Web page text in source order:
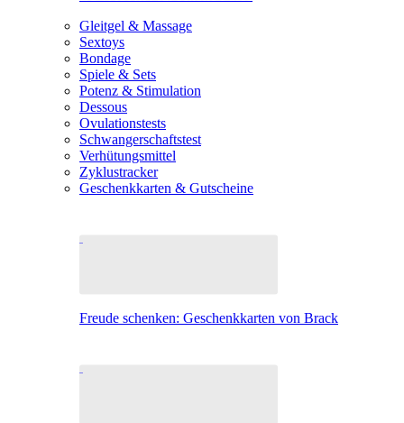
Gleitgel & Massage
Sextoys
Bondage
Spiele & Sets
Potenz & Stimulation
Dessous
Ovulationstests
Schwangerschaftstest
Verhütungsmittel
Zyklustracker
Geschenkkarten & Gutscheine
Freude schenken: Geschenkkarten von Brack